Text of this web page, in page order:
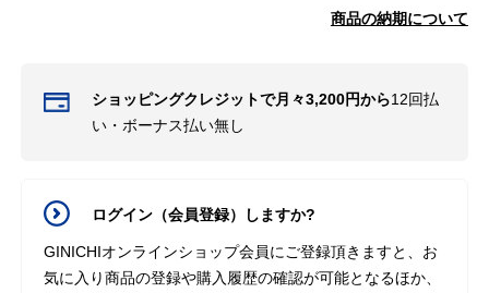
商品の納期について
ショッピングクレジットで月々3,200円から12回払
い・ボーナス払い無し
ログイン（会員登録）しますか?
GINICHIオンラインショップ会員にご登録頂きますと、お
気に入り商品の登録や購入履歴の確認が可能となるほか、